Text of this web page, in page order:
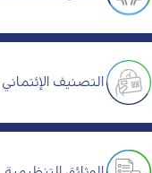
التصنيف الإئتماني